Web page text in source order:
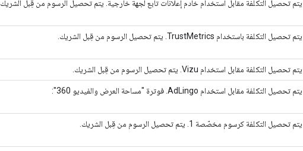
يتم تحصيل التكلفة مقابل استخدام خادم إعلانات تابع لجهة خارجية. يتم تحصيل الرسوم من قِبل الشريك.
يتم تحصيل التكلفة باستخدام TrustMetrics. يتم تحصيل الرسوم من قِبل الشريك.
يتم تحصيل التكلفة مقابل استخدام Vizu. يتم تحصيل الرسوم من قِبل الشريك.
يتم تحصيل التكلفة مقابل استخدام AdLingo. فوترة "مساحة العرض والفيديو 360":
يتم تحصيل التكلفة كرسوم مخصّصة 1. يتم تحصيل الرسوم من قِبل الشريك.